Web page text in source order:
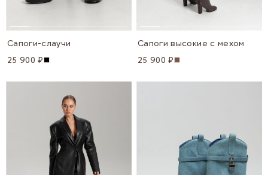
Сапоги-слаучи
25 900 ₽
Сапоги высокие с мехом
25 900 ₽